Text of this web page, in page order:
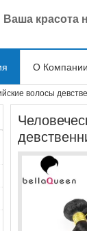
Ваша красота
О Компании
волосы